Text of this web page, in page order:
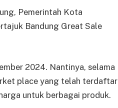
Pemerintah Kota
Bandung Great Sale
2024. Nantinya, selama
place yang telah terdaftar
untuk berbagai produk.